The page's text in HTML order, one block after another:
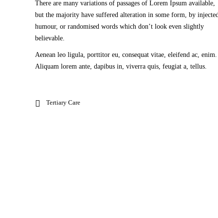
There are many variations of passages of Lorem Ipsum available,
but the majority have suffered alteration in some form, by
humour, or randomised words which don’t look even slightly
believable.
Aenean leo ligula, porttitor eu, consequat vitae, eleifend ac, enim.
Aliquam lorem ante, dapibus in, viverra quis, feugiat a, tellus.
Tertiary Care